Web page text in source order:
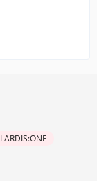
LARDIS:ONE